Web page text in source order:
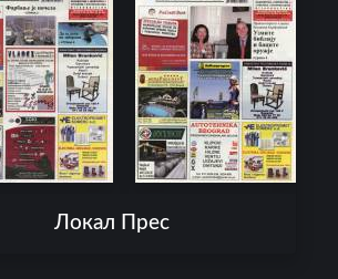
Локал Прес